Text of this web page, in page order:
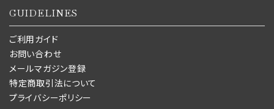
GUIDELINES
ご利用ガイド
お問い合わせ
メールマガジン登録
特定商取引法について
プライバシーポリシー